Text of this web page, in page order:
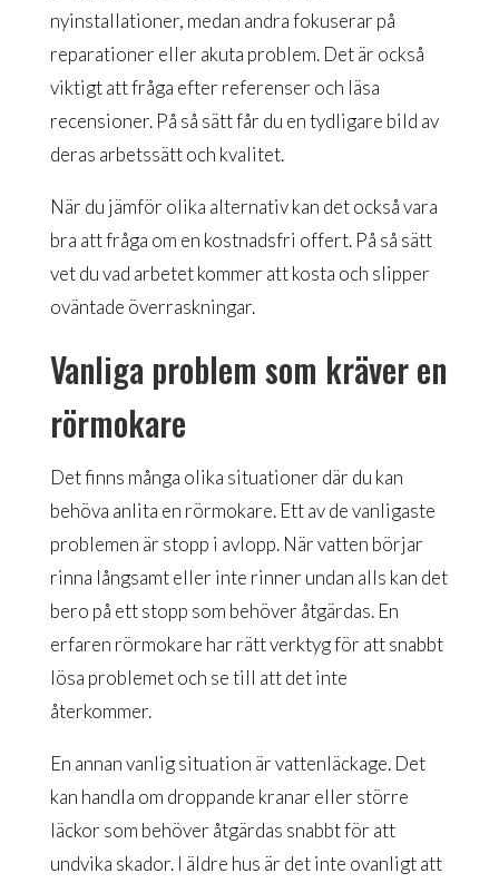
nyinstallationer, medan andra fokuserar på
reparationer eller akuta problem. Det är också
viktigt att fråga efter referenser och läsa
recensioner. På så sätt får du en tydligare bild av
deras arbetssätt och kvalitet.
När du jämför olika alternativ kan det också vara
bra att fråga om en kostnadsfri offert. På så sätt
vet du vad arbetet kommer att kosta och slipper
oväntade överraskningar.
Vanliga problem som kräver en
rörmokare
Det finns många olika situationer där du kan
behöva anlita en rörmokare. Ett av de vanligaste
problemen är stopp i avlopp. När vatten börjar
rinna långsamt eller inte rinner undan alls kan det
bero på ett stopp som behöver åtgärdas. En
erfaren rörmokare har rätt verktyg för att snabbt
lösa problemet och se till att det inte
återkommer.
En annan vanlig situation är vattenläckage. Det
kan handla om droppande kranar eller större
läckor som behöver åtgärdas snabbt för att
undvika skador. I äldre hus är det inte ovanligt att